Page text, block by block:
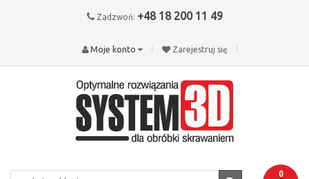
Zadzwoń: +48 18 200 11 49
Zarejestruj się
Moje konto
0